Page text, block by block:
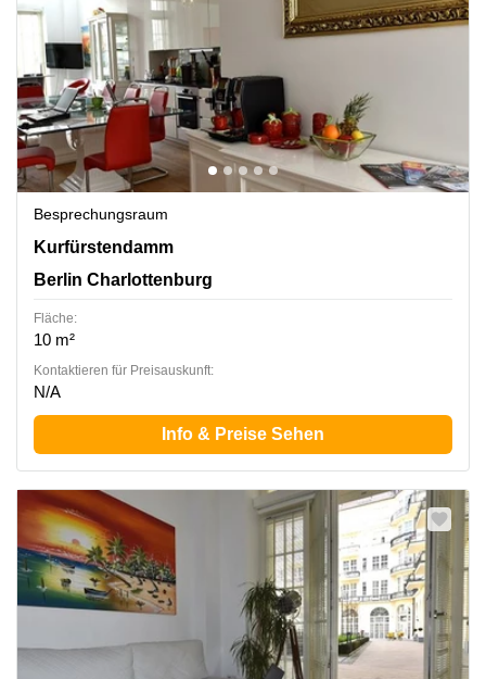
Besprechungsraum
Kurfürstendamm 193 e, Berlin Charlottenburg
Kurfürstendamm
Berlin Charlottenburg
Fläche:
10 m²
Kontaktieren für Preisauskunft:
N/A
Info & Preise Sehen